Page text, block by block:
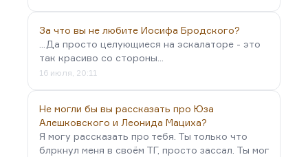
За что вы не любите Иосифа Бродского?
...Да просто целующиеся на эскалаторе - это
так красиво со стороны...
16 июля, 20:11
Не могли бы вы рассказать про Юза
Алешковского и Леонида Мациха?
Я могу рассказать про тебя. Ты только что
блркнул меня в своём ТГ, просто зассал. Ты мог